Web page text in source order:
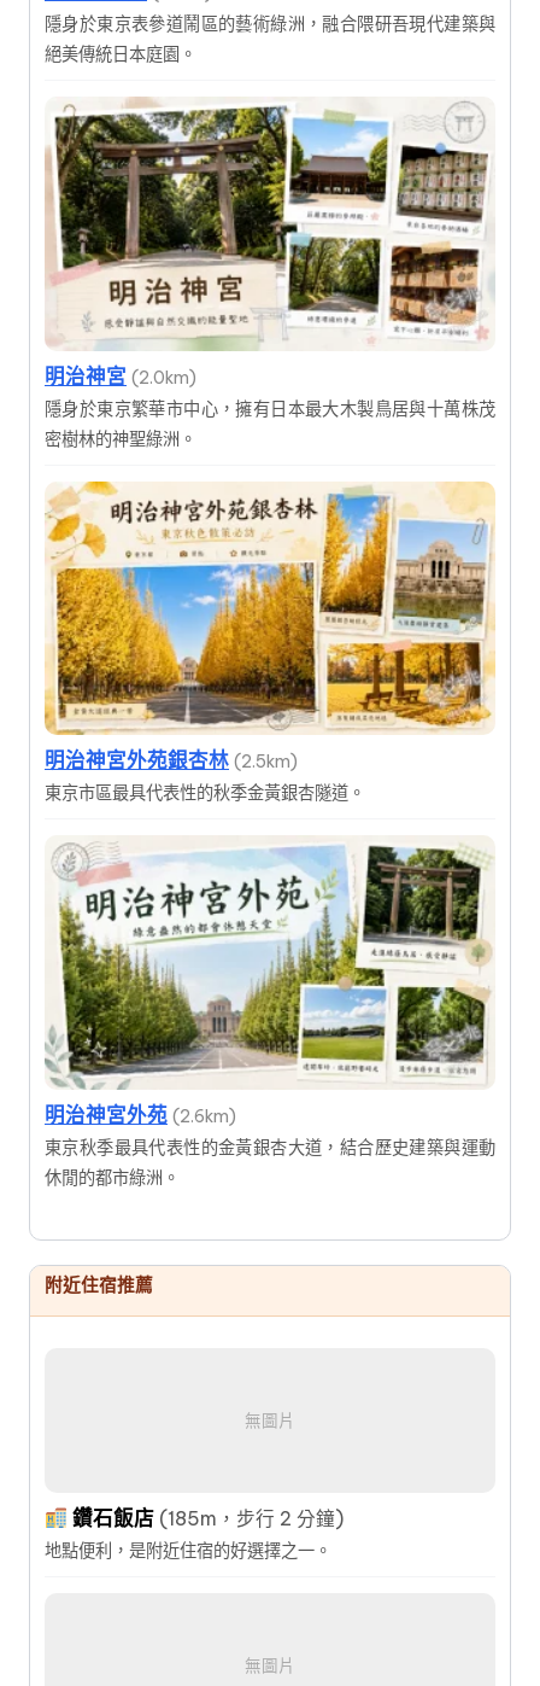
隱身於東京表參道鬧區的藝術綠洲，融合隈研吾現代建築與
絕美傳統日本庭園。
明治神宮 (2.0km)
隱身於東京繁華市中心，擁有日本最大木製鳥居與十萬株茂
密樹林的神聖綠洲。
明治神宮外苑銀杏林 (2.5km)
東京市區最具代表性的秋季金黃銀杏隧道。
明治神宮外苑 (2.6km)
東京秋季最具代表性的金黃銀杏大道，結合歷史建築與運動
休閒的都市綠洲。
附近住宿推薦
無圖片
鑽石飯店 (185m，步行 2 分鐘)
地點便利，是附近住宿的好選擇之一。
無圖片